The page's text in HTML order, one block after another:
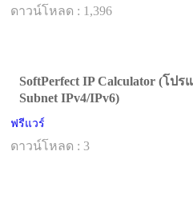
ดาวน์โหลด : 1,396
SoftPerfect IP Calculator (โป
Subnet IPv4/IPv6)
ฟรีแวร์
ดาวน์โหลด : 3